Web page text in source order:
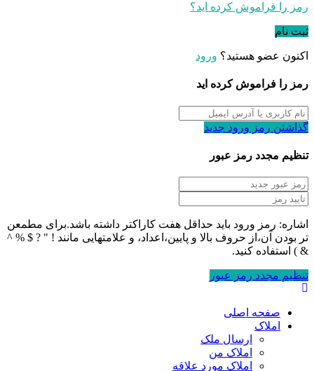
رمز را فراموش کرده اید؟
ثبت نام
اکنون عضو هستید؟ ورود
رمز را فراموش کرده اید
گذاشتن رمز ورود جدید
تنظیم مجدد رمز عبور
اشاره: رمز ورود باید حداقل هفت کاراکتر داشته باشد.برای مطمعن
تر بودن آن،از حروف بالا و پایین،اعداد، و علامتهایی مانند ! " ? $ % ^
& ) استفاده کنید.
تنظیم مجدد رمز عبور
صفحه اصلی
املاک
ارسال ملک
املاک من
املاک مورد علاقه